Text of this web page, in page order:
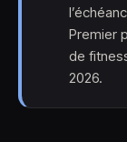
Premier
de
2026.